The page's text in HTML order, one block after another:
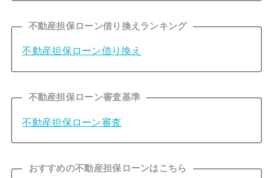
不動産担保ローン借り換えランキング
不動産担保ローン借り換え
不動産担保ローン審査基準
不動産担保ローン審査
おすすめの不動産担保ローンはこちら